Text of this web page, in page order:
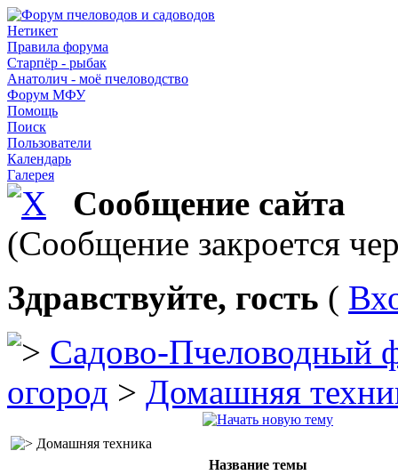
Нетикет
Правила форума
Старпёр - рыбак
Анатолич - моё пчеловодство
Форум МФУ
Помощь
Поиск
Пользователи
Календарь
Галерея
Сообщение сайта
(Сообщение закроется
Здравствуйте, гость (
Садово-Пчеловодный
огород > Домашняя
Домашняя техника
Название темы